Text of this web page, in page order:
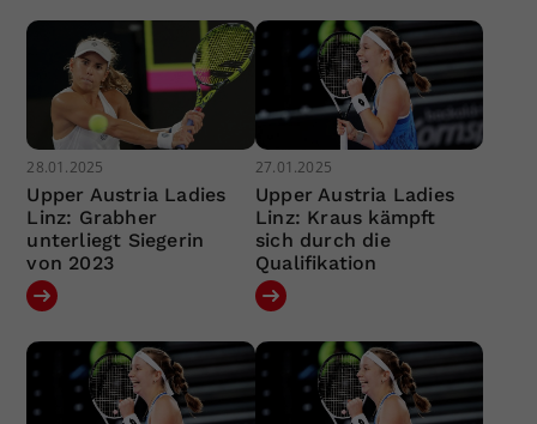
28.01.2025
Upper Austria Ladies
Linz: Grabher
unterliegt Siegerin
von 2023
27.01.2025
Upper Austria Ladies
Linz: Kraus kämpft
sich durch die
Qualifikation